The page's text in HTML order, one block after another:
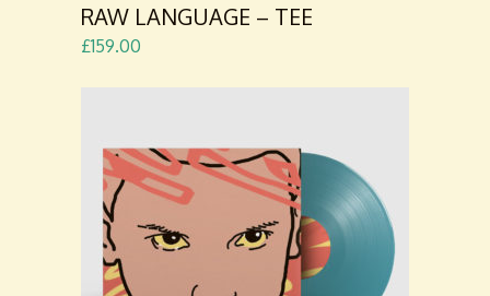
RAW LANGUAGE – TEE
£159.00
ADD TO